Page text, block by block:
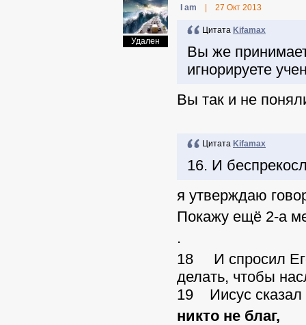
Удален
I am 27 Окт 2013
Цитата Kifamax
Вы же
игнорируете
Вы так и не
Цитата Kifamax
16. И
я утверждаю
Покажу ещё 2-а
.
18 И спросил
делать, чтобы
19 Иисус
никто не благ,